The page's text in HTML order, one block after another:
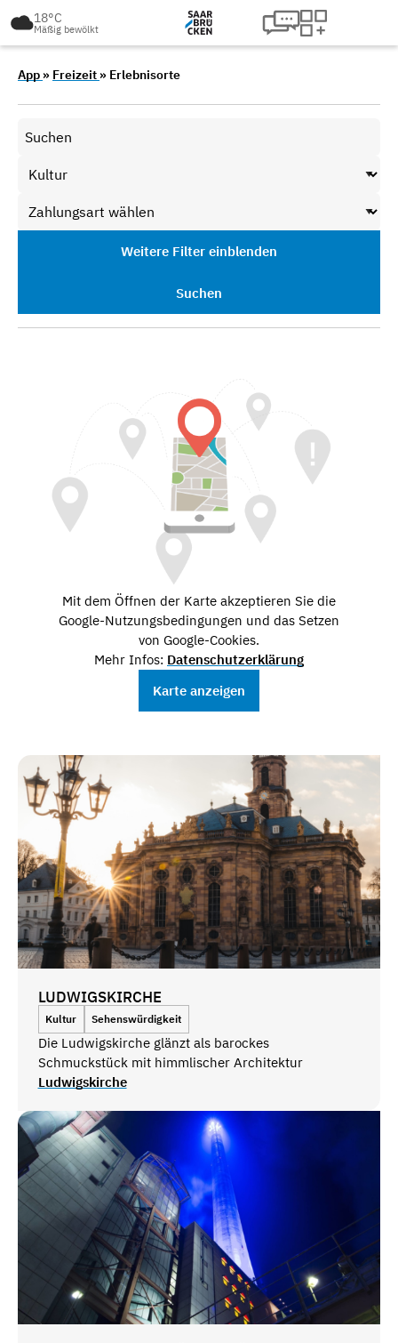
18°C
Mäßig bewölkt
App » Freizeit » Erlebnisorte
Weitere Filter einblenden
Suchen
Mit dem Öffnen der Karte akzeptieren Sie die
Google-Nutzungsbedingungen und das Setzen
von Google-Cookies.
Mehr Infos: Datenschutzerklärung
Karte anzeigen
LUDWIGSKIRCHE
Kultur Sehenswürdigkeit
Die Ludwigskirche glänzt als barockes
Schmuckstück mit himmlischer Architektur
Ludwigskirche